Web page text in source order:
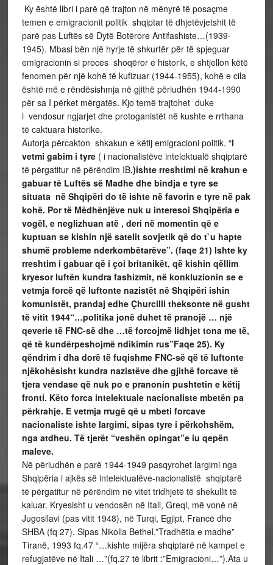
Ky është libri i parë që trajton në mënyrë të posaçme
temen e emigracionit politik shqiptar të dhjetëvjetshit të
parë pas Luftës së Dytë Botërore Antifashiste…(1939-
1945). Mbasi bën një hyrje të shkurtër për të spjeguar
emigracionin si proces shoqëror e historik, e shtjellon këtë
fenomen për një kohë të kufizuar (1944-1955), kohë e cila
është më e rëndësishmja në gjithë përiudhën 1944-1990
për sa I përket mërgatës. Kjo temë trajtohet duke
i vendosur ngjarjet dhe protoganistët në kushte e rrthana
të caktuara historike.
Autorja përcakton shkakun e këtij emigracioni politik. “I
vetmi gabim i tyre( i nacionalistëve intelektualë shqiptarë
të përgatitur në përëndim IB.)ishte rreshtimi në krahun e
gabuar të Luftës së Madhe dhe bindja e tyre se
situata në Shqipëri do të ishte në favorin e tyre në pak
kohë. Por të Mëdhënjëve nuk u interesoi Shqipëria e
vogël, e neglizhuan atë , deri në momentin që e
kuptuan se kishin një satelit sovjetik që do t`u hapte
shumë probleme nderkombëtarëve”. (faqe 21) Ishte ky
rreshtim i gabuar që i çoi britanikët, që kishin qëllim
kryesor luftën kundra fashizmit, në konkluzionin se e
vetmja forcë që luftonte nazistët në Shqipëri ishin
komunistët, prandaj edhe Çhurcilli theksonte në gusht
të vitit 1944“…politika jonë duhet të pranojë … një
qeverie të FNC-së dhe …të forcojmë lidhjet tona me të,
që të kundërpeshojmë ndikimin rus”Faqe 25). Ky
qëndrim i dha dorë të fuqishme FNC-së që të luftonte
njëkohësisht kundra nazistëve dhe gjithë forcave të
tjera vendase që nuk po e pranonin pushtetin e këtij
fronti. Këto forca intelektuale nacionaliste mbetën pa
përkrahje. E vetmja rrugë që u mbeti forcave
nacionaliste ishte largimi, sipas tyre i përkohshëm,
nga atdheu. Të tjerët “veshën opingat”e iu qepën
maleve.
Në përiudhën e parë 1944-1949 pasqyrohet largimi nga
Shqipëria i ajkës së intelektualëve-nacionalistë shqiptarë
të përgatitur në përëndim në vitet tridhjetë të shekullit të
kaluar. Kryesisht u vendosën në Itali, Greqi, më vonë në
Jugosllavi (pas vitit 1948), në Turqi, Egjipt, Francë dhe
SHBA (fq 27). Sipas Nikolla Bethel,”Tradhëtia e madhe”
Tiranë, 1993 fq.47 “…kishte mijëra shqiptarë në kampet e
refugjatëve në Itali …”(fq.27 të librit :”Emigracioni…”).Ata u